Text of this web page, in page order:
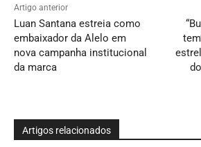
Artigo anterior
Luan Santana estreia como
embaixador da Alelo em
nova campanha institucional
da marca
Artigos relacionados